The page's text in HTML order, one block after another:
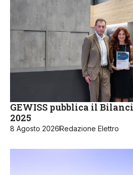
GEWISS pubblica il
2025
8 Agosto 2026Redazione Elettro